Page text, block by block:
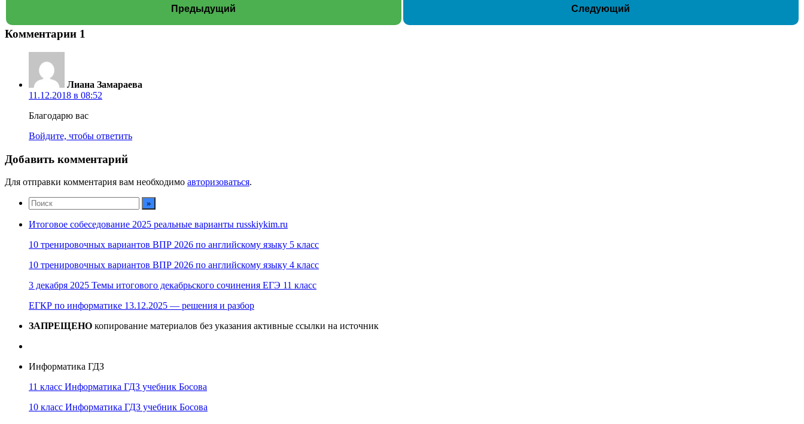
Предыдущий Следующий
Комментарии 1
Лиана Замараева
11.12.2018 в 08:52
Благодарю вас
Войдите, чтобы ответить
Добавить комментарий
Для отправки комментария вам необходимо авторизоваться.
Итоговое собеседование 2025 реальные варианты russkiykim.ru
10 тренировочных вариантов ВПР 2026 по английскому языку 5 класс
10 тренировочных вариантов ВПР 2026 по английскому языку 4 класс
3 декабря 2025 Темы итогового декабрьского сочинения ЕГЭ 11 класс
ЕГКР по информатике 13.12.2025 — решения и разбор
ЗАПРЕЩЕНО копирование материалов без указания активные ссылки на источник
Информатика ГДЗ
11 класс Информатика ГДЗ учебник Босова
10 класс Информатика ГДЗ учебник Босова